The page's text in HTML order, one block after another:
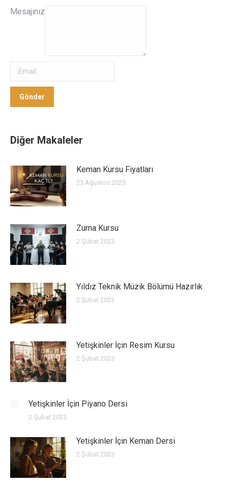
Mesajınız
Gönder
Gönder
Diğer Makaleler
Keman Kursu Fiyatları
23 Ağustos 2025
Zurna Kursu
2 Şubat 2023
Yıldız Teknik Müzik Bölümü Hazırlık
2 Şubat 2023
Yetişkinler İçin Resim Kursu
2 Şubat 2023
Yetişkinler İçin Piyano Dersi
2 Şubat 2023
Yetişkinler İçin Keman Dersi
2 Şubat 2023